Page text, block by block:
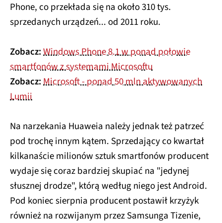
Phone, co przekłada się na około 310 tys.
sprzedanych urządzeń... od 2011 roku.
Zobacz:Windows Phone 8.1 w ponad połowie
smartfonów z systemami Microsoftu
Zobacz:Microsoft - ponad 50 mln aktywowanych
Lumii
Na narzekania Huaweia należy jednak też patrzeć
pod trochę innym kątem. Sprzedający co kwartał
kilkanaście milionów sztuk smartfonów producent
wydaje się coraz bardziej skupiać na "jedynej
słusznej drodze", którą według niego jest Android.
Pod koniec sierpnia producent postawił krzyżyk
również na rozwijanym przez Samsunga Tizenie,